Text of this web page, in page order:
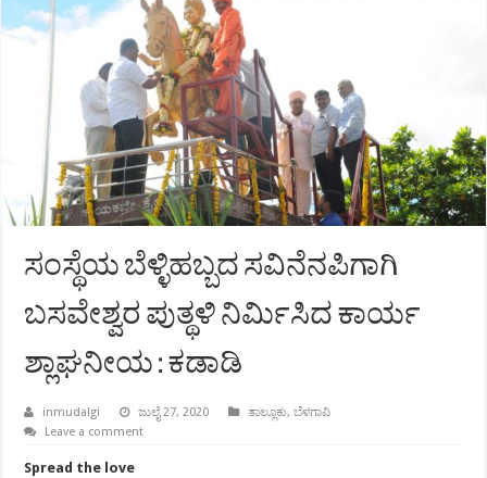
ಸಂಸ್ಥೆಯ ಬೆಳ್ಳಿಹಬ್ಬದ ಸವಿನೆನಪಿಗಾಗಿ
ಬಸವೇಶ್ವರ ಪುತ್ಥಳಿ ನಿರ್ಮಿಸಿದ ಕಾರ್ಯ
ಶ್ಲಾಘನೀಯ : ಕಡಾಡಿ
inmudalgi ಜುಲೈ 27, 2020 ತಾಲ್ಲೂಕು,ಬೆಳಗಾವಿ
Leave a comment
Spread the love